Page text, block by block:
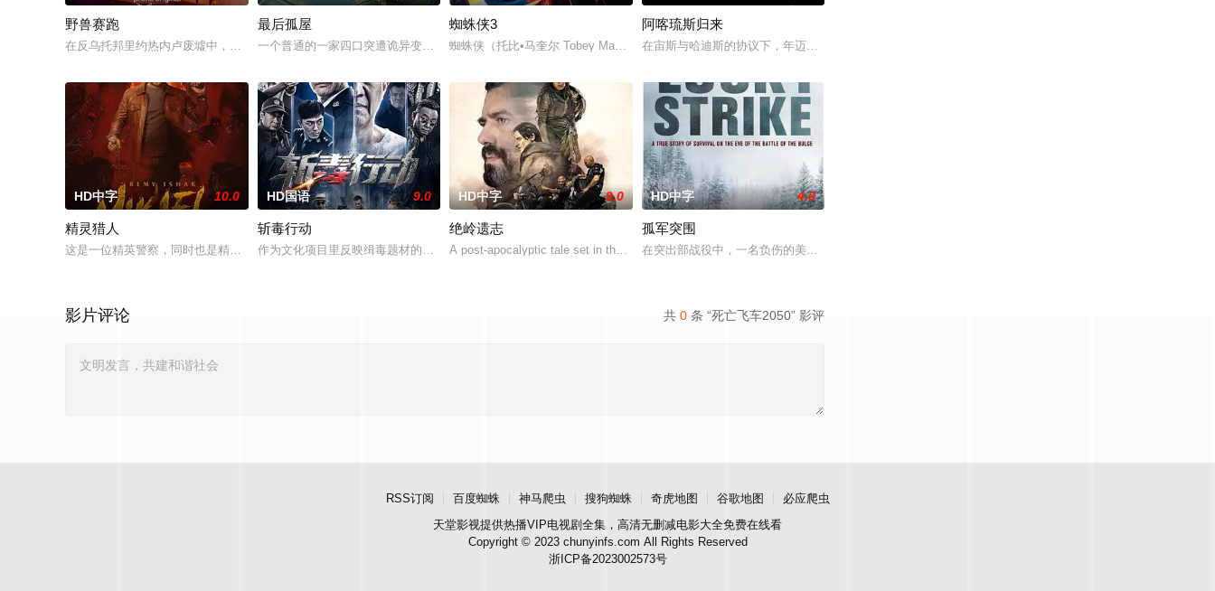
野兽赛跑
在反乌托邦里约热内卢废墟中，城市被阶级斗争撕裂，人们沉迷于血腥竞技。一位抵抗运动领袖为拯救妹妹免于遭遇比死亡更惨烈的命运，被迫卷入一场暴力而高风险的竞赛。
最后孤屋
一个普通的一家四口突遭诡异变故，被困在自家房屋中超过 1000 天无法出门。在资源消耗殆尽与未知神秘威胁的双重逼迫下，一家人必须想方设法联手求生，打破这间
蜘蛛侠3
蜘蛛侠（托比•马奎尔 Tobey Maguire 饰）在经历了重重考验之后，成为了人人敬仰的正义英雄，抱得美人归。但是，光环下蜘蛛侠，也有自己的心
阿喀琉斯归来
在宙斯与哈迪斯的协议下，年迈的阿喀琉斯被忒提斯从冥界释放至现代世界，他必须直面新世界的暴力法则与
HD中字 10.0
精灵猎人
这是一位精英警察，同时也是精灵猎手。在调查一系列血腥谋杀案的过程中，他面临着来自超自然界的威胁。为了维护两个世界的平衡，他必须与精灵之王展开一场激烈的战斗
HD国语 9.0
斩毒行动
作为文化项目里反映缉毒题材的电影《斩毒行动》以“枪战”、“战友情”、“卧底”、“父子情”作为影片的看点，拍摄地分别于云南、缅甸、泰国进行，是一部体现毒枭、
HD中字 9.0
绝岭遗志
A post-apocalyptic tale set in the west Balkans, after a nuclear war.
HD中字 4.0
孤军突围
在突出部战役中，一名负伤的美军士兵被困在饱受战火摧残的比利时敌后，他凭借机智、训练和一台破损的无
共 0 条 “死亡飞车2050” 影评
影片评论
RSS订阅 百度蜘蛛 神马爬虫 搜狗蜘蛛 奇虎地图 谷歌地图
必应爬虫
天堂影视提供热播VIP电视剧全集，高清无删减电影大全免费在线看
Copyright © 2023 chunyinfs.com All Rights Reserved
浙ICP备2023002573号